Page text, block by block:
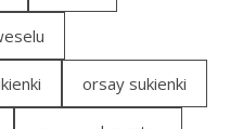
orsay sukienki